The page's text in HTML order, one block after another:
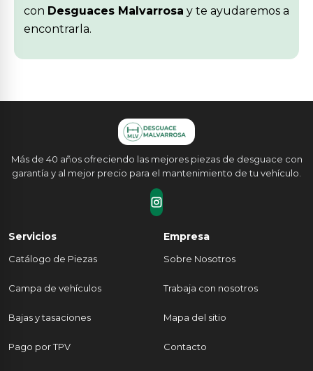
con Desguaces Malvarrosa y te ayudaremos a
encontrarla.
Más de 40 años ofreciendo las mejores piezas de desguace con
garantía y al mejor precio para el mantenimiento de tu vehículo.
Servicios
Catálogo de Piezas
Campa de vehículos
Bajas y tasaciones
Pago por TPV
Empresa
Sobre Nosotros
Trabaja con nosotros
Mapa del sitio
Contacto